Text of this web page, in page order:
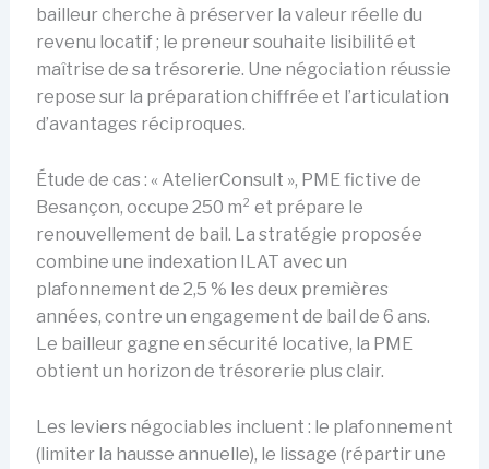
bailleur cherche à préserver la valeur réelle du
revenu locatif ; le preneur souhaite lisibilité et
maîtrise de sa trésorerie. Une négociation réussie
repose sur la préparation chiffrée et l’articulation
d’avantages réciproques.
Étude de cas : « AtelierConsult », PME fictive de
Besançon, occupe 250 m² et prépare le
renouvellement de bail. La stratégie proposée
combine une indexation ILAT avec un
plafonnement de 2,5 % les deux premières
années, contre un engagement de bail de 6 ans.
Le bailleur gagne en sécurité locative, la PME
obtient un horizon de trésorerie plus clair.
Les leviers négociables incluent : le plafonnement
(limiter la hausse annuelle), le lissage (répartir une